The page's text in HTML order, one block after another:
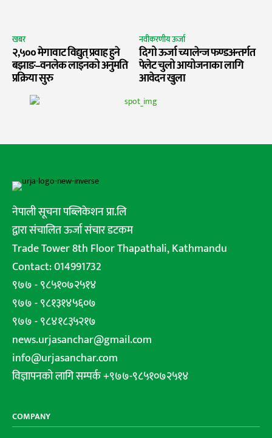
खबर
२,५०० मेगावाट विद्युत् प्रवाह हुने
बझाङ–वनलेक लाइनको अनुमति
प्रक्रिया सुरु
नवीकरणीय ऊर्जा
दिगो ऊर्जा च्यालेन्ज फण्डअन्तर्गत
पेलेट चुलो आयोजनाका लागि
आवेदन खुला
नेपाली सूचना पब्लिकेशन प्रा.लि
द्वारा संचालित ऊर्जा संचार डटकम
Trade Tower 8th Floor Thapathali, Kathmandu
Contact: 014991732
९७७ - ९८५१०७२५१४
९७७ - ९८१३१४५६०७
९७७ - ९८४१८३५२१७
news.urjasanchar@gmail.com
info@urjasanchar.com
विज्ञापनको लागि सम्पर्क +९७७-९८५१०७२५१४
COMPANY